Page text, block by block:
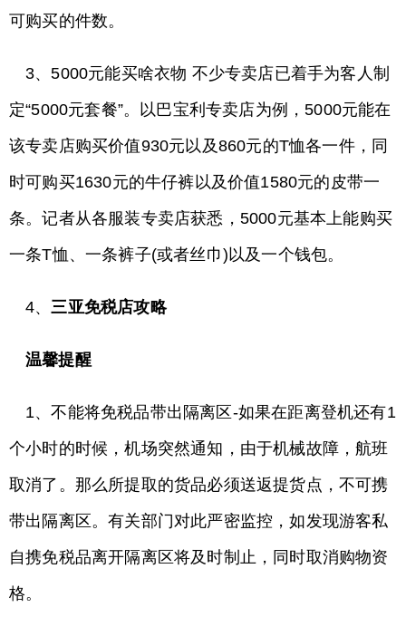
可购买的件数。
3、5000元能买啥衣物 不少专卖店已着手为客人制
定“5000元套餐”。以巴宝利专卖店为例，5000元能在
该专卖店购买价值930元以及860元的T恤各一件，同
时可购买1630元的牛仔裤以及价值1580元的皮带一
条。记者从各服装专卖店获悉，5000元基本上能购买
一条T恤、一条裤子(或者丝巾)以及一个钱包。
4、三亚免税店攻略
温馨提醒
1、不能将免税品带出隔离区-如果在距离登机还有1
个小时的时候，机场突然通知，由于机械故障，航班
取消了。那么所提取的货品必须送返提货点，不可携
带出隔离区。有关部门对此严密监控，如发现游客私
自携免税品离开隔离区将及时制止，同时取消购物资
格。